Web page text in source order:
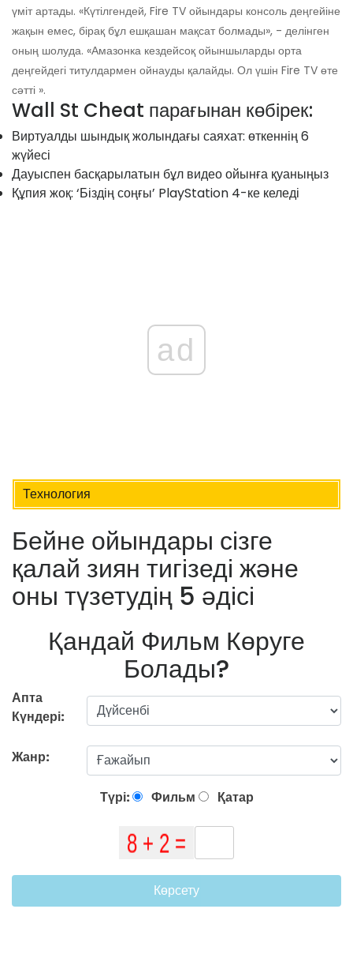
үміт артады. «Күтілгендей, Fire TV ойындары консоль деңгейіне
жақын емес, бірақ бұл ешқашан мақсат болмады», - делінген
оның шолуда. «Амазонка кездейсоқ ойыншыларды орта
деңгейдегі титулдармен ойнауды қалайды. Ол үшін Fire TV өте
сәтті ».
Wall St Cheat парағынан көбірек:
Виртуалды шындық жолындағы саяхат: өткеннің 6
жүйесі
Дауыспен басқарылатын бұл видео ойынға қуаныңыз
Құпия жоқ: ‘Біздің соңғы’ PlayStation 4-ке келеді
ad
Технология
Бейне ойындары сізге
қалай зиян тигізеді және
оны түзетудің 5 әдісі
Қандай Фильм Көруге
Болады?
Апта
Күндері:
Жанр:
Түрі: Фильм Қатар
Көрсету